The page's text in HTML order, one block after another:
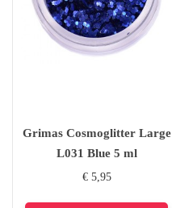
Grimas Cosmoglitter Large
L031 Blue 5 ml
€ 5,95